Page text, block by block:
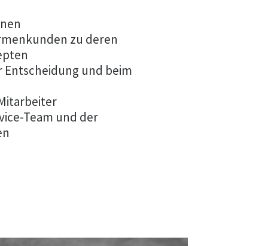
zu deren
und beim
Team und der